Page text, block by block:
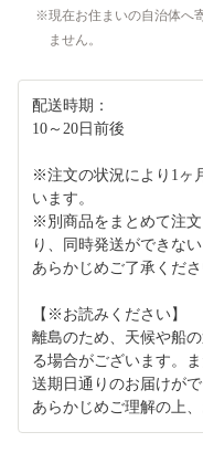
現在お住まいの自治体へ
ません。
配送時期：
10～20日前後
※注文の状況により1ヶ
います。
※別商品をまとめて注
り、同時発送ができな
あらかじめご了承くださ
【※お読みください】
離島のため、天候や船
る場合がございます。
送期日通りのお届けが
あらかじめご理解の上